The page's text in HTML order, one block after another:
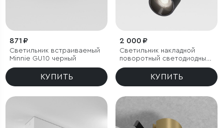
871 ₽
Светильник встраиваемый
Minnie GU10 черный
КУПИТЬ
2 000 ₽
Светильник накладной
поворотный светодиодный
Spot 8W 4000K черный
КУПИТЬ